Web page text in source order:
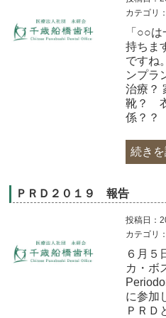
カテゴリ：
「○○
持ちま
ですね
ンプ
治療
靴？
係？
続き
ＰＲＤ２０１９ 報告
投稿日：
カテゴリ：
６月５
カ・ボ
に参加
ＰＲＤ